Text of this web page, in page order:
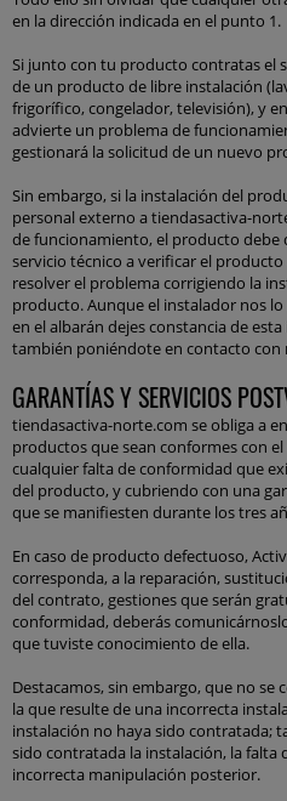
en la dirección indicada en el punto 1.
Si junto con tu producto contratas el
de un producto de libre instalación
frigorífico, congelador, televisión), y
advierte un problema de
gestionará la solicitud de un nuevo
Sin embargo, si la instalación del
personal externo a tiendasactiva-
de funcionamiento, el producto debe
servicio técnico a verificar el
resolver el problema corrigiendo la
producto. Aunque el instalador nos
en el albarán dejes constancia de
también poniéndote en contacto con
GARANTÍAS Y SERVICIOS
tiendasactiva-norte.com se obliga a
productos que sean conformes con
cualquier falta de conformidad que
del producto, y cubriendo con una
que se manifiesten durante los tres
En caso de producto defectuoso,
corresponda, a la reparación,
del contrato, gestiones que serán
conformidad, deberás
que tuviste conocimiento de ella.
Destacamos, sin embargo, que no
la que resulte de una incorrecta
instalación no haya sido contratada;
sido contratada la instalación, la falta
incorrecta manipulación posterior.